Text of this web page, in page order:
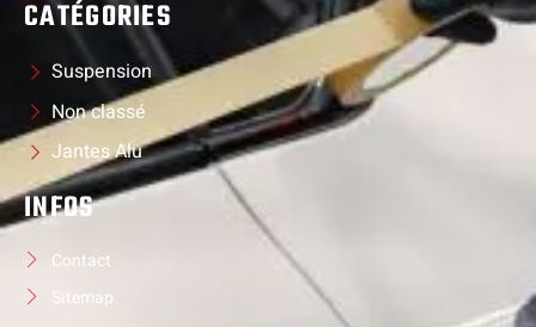
CATÉGORIES
Suspension
Non classé
Jantes Alu
INFOS
Contact
Sitemap